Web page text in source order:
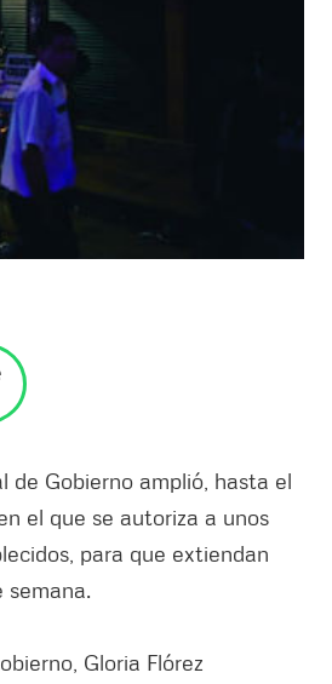
de Gobierno amplió, hasta el
el que se autoriza a unos
para que extiendan
semana.
Gloria Flórez